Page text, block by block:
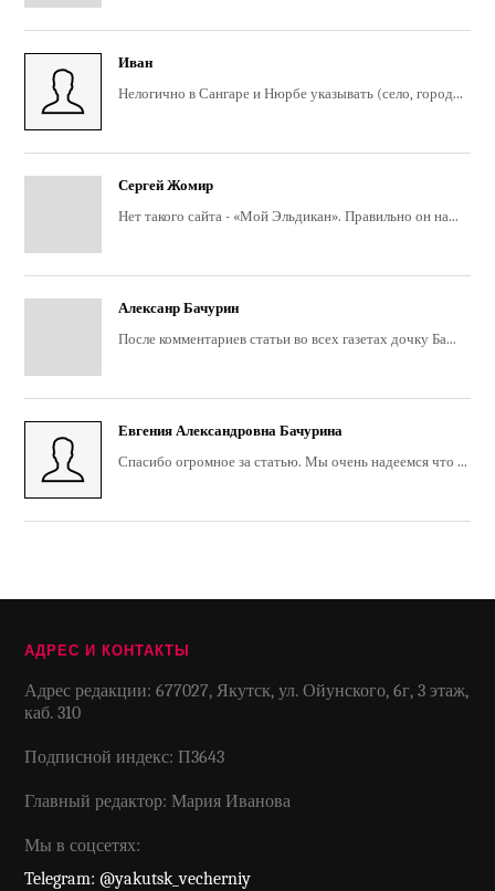
Иван
Нелогично в Сангаре и Нюрбе указывать (село, город...
Сергей Жомир
Нет такого сайта - «Мой Эльдикан». Правильно он на...
Алексанр Бачурин
После комментариев статьи во всех газетах дочку Ба...
Евгения Александровна Бачурина
Спасибо огромное за статью. Мы очень надеемся что ...
АДРЕС И КОНТАКТЫ
Адрес редакции: 677027, Якутск, ул. Ойунского, 6г, 3 этаж,
каб. 310
Подписной индекс: П3643
Главный редактор: Мария Иванова
Мы в соцсетях:
Telegram: @yakutsk_vecherniy